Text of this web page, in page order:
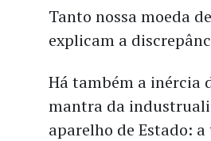
Tanto nossa moeda
explicam a
Há também a inércia
mantra da
aparelho de Estado: